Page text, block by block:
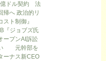
億ドル契約 法
帰へ 政治的リ
ト制御』
『ジョブズ氏
ープンAI訴訟
い 元幹部を
ーナス新CEO